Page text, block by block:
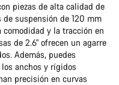
piezas de alta calidad de
suspensión de 120 mm
y la tracción en
de 2.6" ofrecen un agarre
Además, puedes
anchos y rígidos
precisión en curvas